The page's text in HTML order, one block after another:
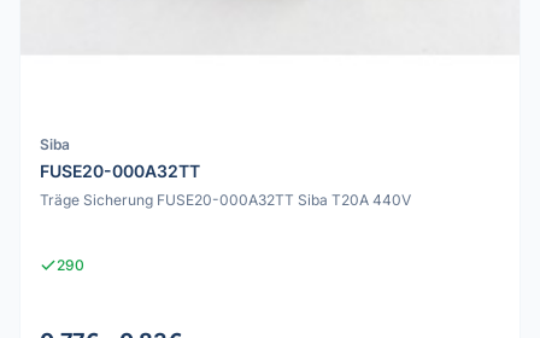
Siba
FUSE20-000A32TT
Träge Sicherung FUSE20-000A32TT Siba T20A 440V
290